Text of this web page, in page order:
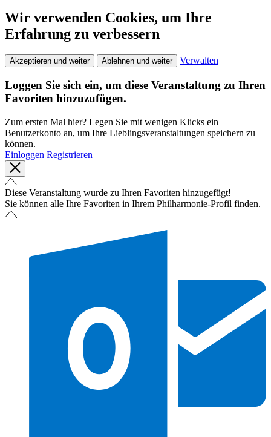
Wir verwenden Cookies, um Ihre
Erfahrung zu verbessern
Akzeptieren und weiter Ablehnen und weiter Verwalten
Loggen Sie sich ein, um diese Veranstaltung zu Ihren
Favoriten hinzuzufügen.
Zum ersten Mal hier? Legen Sie mit wenigen Klicks ein
Benutzerkonto an, um Ihre Lieblingsveranstaltungen speichern zu
können.
Einloggen Registrieren
Diese Veranstaltung wurde zu Ihren Favoriten hinzugefügt!
Sie können alle Ihre Favoriten in Ihrem Philharmonie-Profil finden.